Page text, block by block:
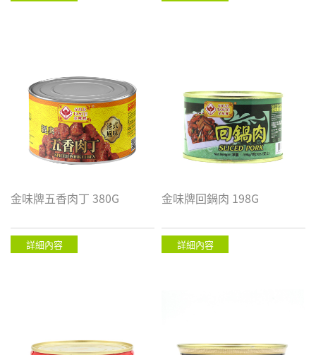
金味牌五香肉丁 380G
詳細內容
金味牌回鍋肉 198G
詳細內容